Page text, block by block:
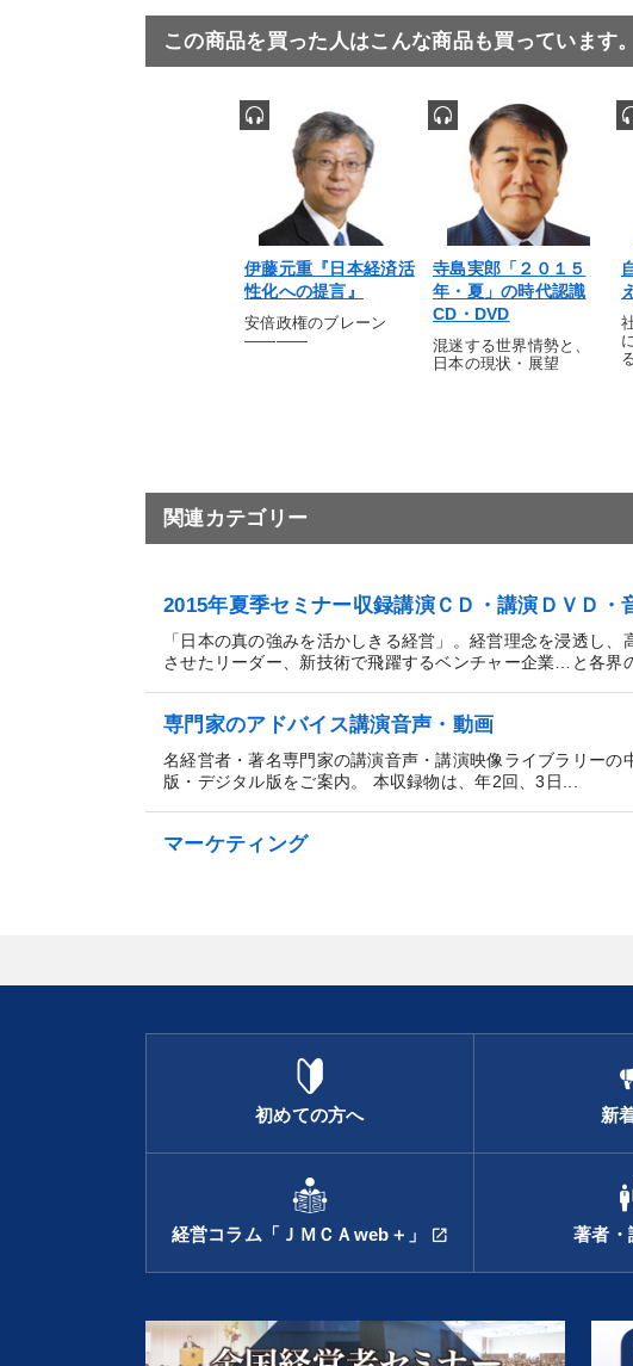
この商品を買った人はこんな商品も買っています。
伊藤元重『日本経済活
性化への提言』
安倍政権のブレーン
――――
寺島実郎「２０１５
年・夏」の時代認識
CD・DVD
混迷する世界情勢と、
日本の現状・展望
関連カテゴリー
2015年夏季セミナー収録講演ＣＤ・講演ＤＶＤ
「日本の真の強みを活かしきる経営」。経営理念を浸透し
させたリーダー、新技術で飛躍するベンチャー企業…と各界
専門家のアドバイス講演音声・動画
名経営者・著名専門家の講演音声・講演映像ライブラリー
版・デジタル版をご案内。 本収録物は、年2回、3日...
マーケティング
初めての方へ 新
経営コラム「ＪＭＣＡweb＋」 open_in_new 著者・